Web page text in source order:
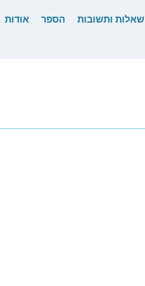
שאלות ותשובות הספר אודות